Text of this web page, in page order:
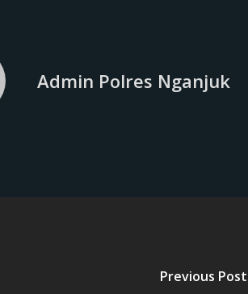
Admin Polres Nganjuk
Previous Post